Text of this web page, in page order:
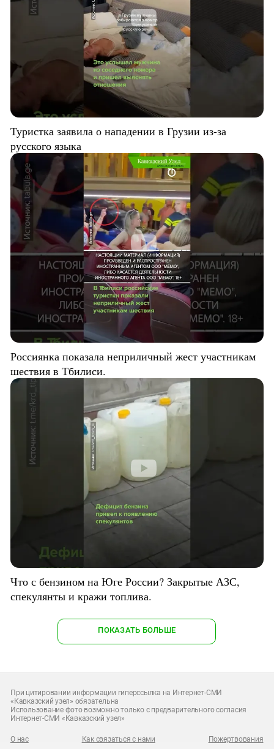
Туристка заявила о нападении в Грузии из-за
русского языка
Россиянка показала неприличный жест участникам
шествия в Тбилиси.
Что с бензином на Юге России? Закрытые АЗС,
спекулянты и кражи топлива.
ПОКАЗАТЬ БОЛЬШЕ
При цитировании информации гиперссылка на Интернет-СМИ
«Кавказский узел» обязательна
Использование фото возможно только с предварительного согласия
Интернет-СМИ «Кавказский узел»
О нас Как связаться с нами Пожертвования